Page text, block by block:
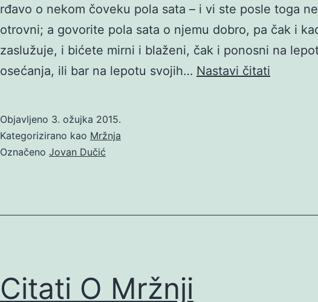
rđavo o nekom čoveku pola sata – i vi ste posle toga
otrovni; a govorite pola sata o njemu dobro, pa čak i
zaslužuje, i bićete mirni i blaženi, čak i ponosni na
osećanja, ili bar na lepotu svojih… Nastavi čitati
Objavljeno 3. ožujka 2015.
Kategorizirano kao Mržnja
Označeno Jovan Dučić
Citati O Mržnji